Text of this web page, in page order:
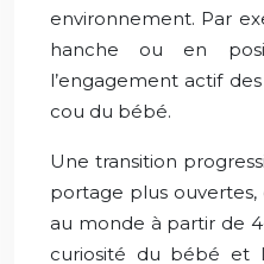
environnement. Par
hanche ou en
l’engagement actif
cou du bébé.
Une transition
portage plus
au monde à partir de
curiosité du bébé et